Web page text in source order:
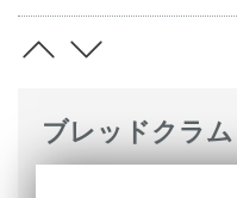
ブレッドクラム